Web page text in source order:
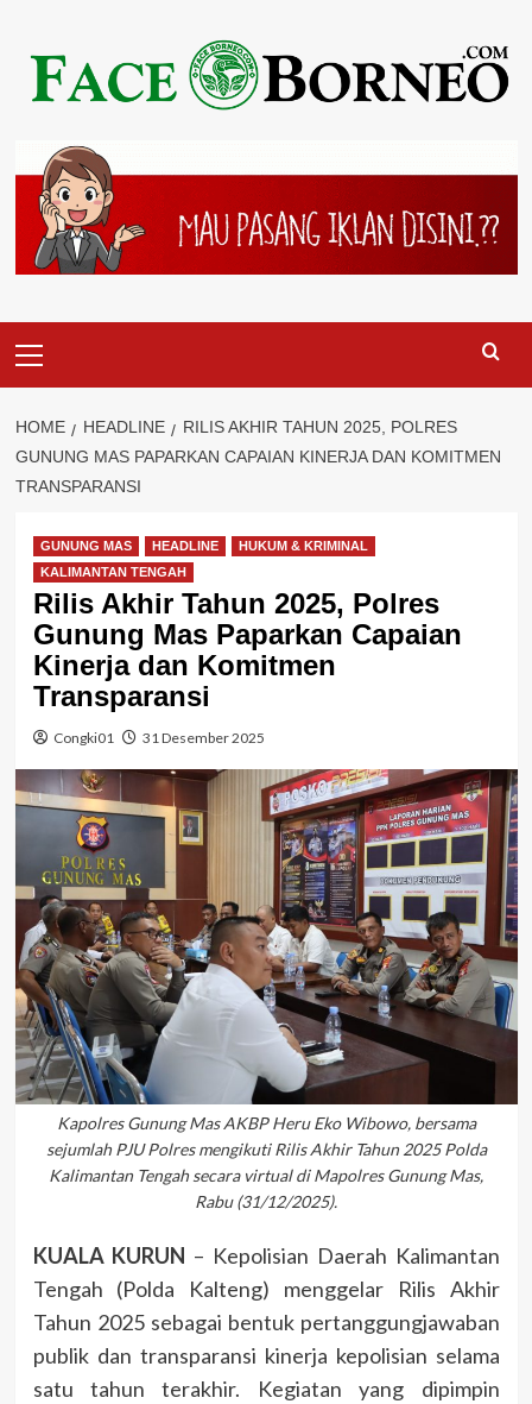
content
Menu
HOME HEADLINE
RILIS AKHIR TAHUN 2025, POLRES
GUNUNG MAS PAPARKAN CAPAIAN KINERJA DAN KOMITMEN
TRANSPARANSI
GUNUNG MAS HEADLINE
HUKUM & KRIMINAL
KALIMANTAN TENGAH
Rilis Akhir Tahun 2025, Polres
Gunung Mas Paparkan Capaian
Kinerja dan Komitmen
Transparansi
Congki01 31 Desember 2025
Kapolres Gunung Mas AKBP Heru Eko Wibowo, bersama
sejumlah PJU Polres mengikuti Rilis Akhir Tahun 2025 Polda
Kalimantan Tengah secara virtual di Mapolres Gunung Mas,
Rabu (31/12/2025).
KUALA KURUN – Kepolisian Daerah Kalimantan
Tengah (Polda Kalteng) menggelar Rilis Akhir
Tahun 2025 sebagai bentuk pertanggungjawaban
publik dan transparansi kinerja kepolisian selama
satu tahun terakhir. Kegiatan yang dipimpin